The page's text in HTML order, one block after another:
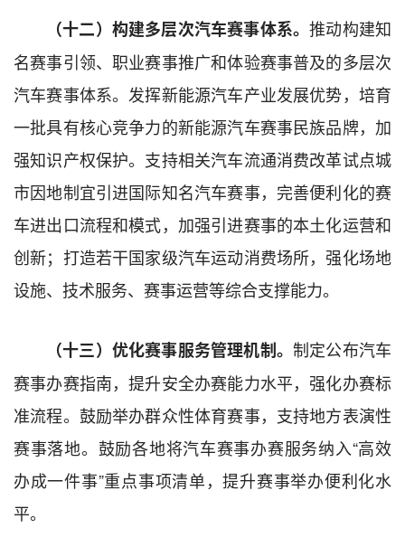
（十二）构建多层次汽车赛事体系。推动构建知
名赛事引领、职业赛事推广和体验赛事普及的多层次
汽车赛事体系。发挥新能源汽车产业发展优势，培育
一批具有核心竞争力的新能源汽车赛事民族品牌，加
强知识产权保护。支持相关汽车流通消费改革试点城
市因地制宜引进国际知名汽车赛事，完善便利化的赛
车进出口流程和模式，加强引进赛事的本土化运营和
创新；打造若干国家级汽车运动消费场所，强化场地
设施、技术服务、赛事运营等综合支撑能力。
（十三）优化赛事服务管理机制。 制定公布汽车
赛事办赛指南，提升安全办赛能力水平，强化办赛标
准流程。鼓励举办群众性体育赛事，支持地方表演性
赛事落地。鼓励各地将汽车赛事办赛服务纳入“高效
办成一件事”重点事项清单，提升赛事举办便利化水
平。